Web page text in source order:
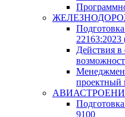
22163:2023
Действия
проектный
9100